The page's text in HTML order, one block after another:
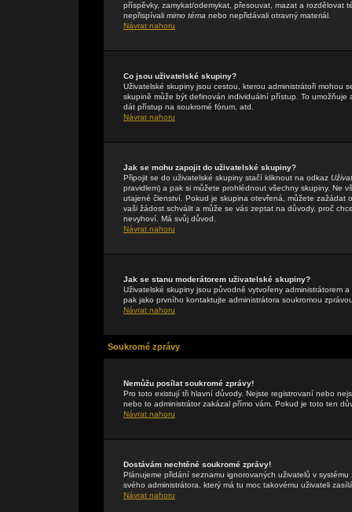
příspěvky, zamykat/odemykat, přesouvat, mazat a rozdělovat
nepřispívali mimo téma nebo nepřidávali otravný materiál.
Návrat nahoru
Co jsou uživatelské skupiny?
Uživatelské skupiny jsou cestou, kterou administrátoři mohou
skupině může být definován individuální přístup. To
dát přístup na soukromé fórum, atd.
Návrat nahoru
Jak se mohu zapojit do uživatelské skupiny?
Připojit se do uživatelské skupiny stačí kliknout na odkaz
pravidlem) a pak si můžete prohlédnout všechny skupiny. Ne
utajené členství. Pokud je skupina otevřená, můžete zažádat
vaši žádost schválit a může se vás zeptat na důvody, proč
nevyhoví. Má svůj důvod.
Návrat nahoru
Jak se stanu moderátorem uživatelské skupiny?
Uživatelské skupiny jsou původně vytvořeny administrátorem
pak jako prvního kontaktujte administrátora soukromou
Návrat nahoru
Soukromé zprávy
Nemůžu posílat soukromé zprávy!
Pro toto existují tři hlavní důvody. Nejste registrovaní nebo
nebo to administrátor zakázal přímo vám. Pokud je toto ten
Návrat nahoru
Dostávám nechtěné soukromé zprávy!
Plánujeme přidání seznamu ignorovaných uživatelů v
svého administrátora, který má tu moc takovému uživateli
Návrat nahoru